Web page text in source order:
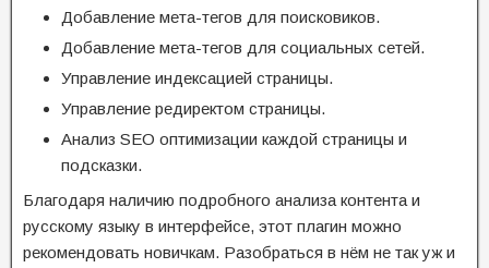
Добавление мета-тегов для поисковиков.
Добавление мета-тегов для социальных сетей.
Управление индексацией страницы.
Управление редиректом страницы.
Анализ SEO оптимизации каждой страницы и
подсказки.
Благодаря наличию подробного анализа контента и
русскому языку в интерфейсе, этот плагин можно
рекомендовать новичкам. Разобраться в нём не так уж и